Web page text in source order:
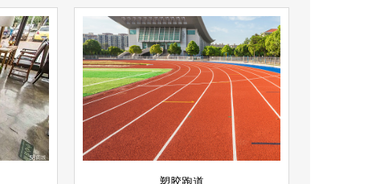
塑胶跑道
运动场地坪
查看详情
立即询问